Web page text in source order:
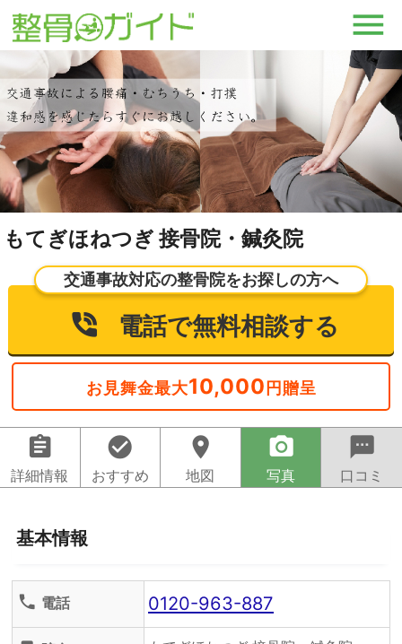
もてぎほねつぎ 接骨院・鍼灸院
交通事故対応の整骨院をお探しの方へ
電話で無料相談する
お見舞金最大10,000 円贈呈
assignment
詳細情報
check_circle
おすすめ
location_on
地図
camera_alt
写真
sms
口コミ
基本情報
phone 電話 0120-963-887